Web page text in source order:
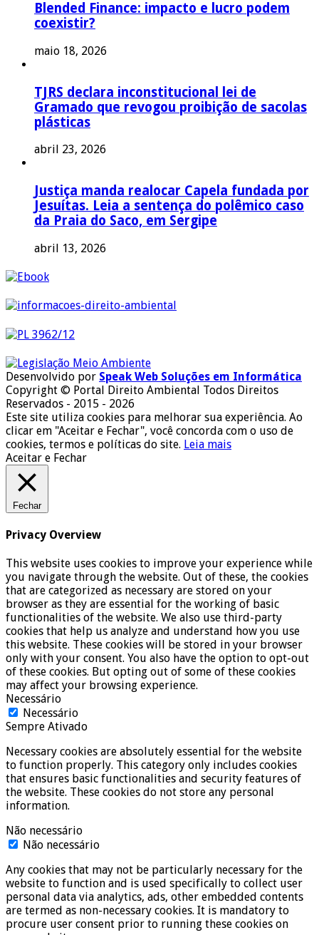
Blended Finance: impacto e lucro podem
coexistir?
maio 18, 2026
TJRS declara inconstitucional lei de
Gramado que revogou proibição de sacolas
plásticas
abril 23, 2026
Justiça manda realocar Capela fundada por
Jesuítas. Leia a sentença do polêmico caso
da Praia do Saco, em Sergipe
abril 13, 2026
Desenvolvido por Speak Web Soluções em Informática
Copyright © Portal Direito Ambiental Todos Direitos
Reservados - 2015 - 2026
Este site utiliza cookies para melhorar sua experiência. Ao
clicar em "Aceitar e Fechar", você concorda com o uso de
cookies, termos e políticas do site. Leia mais
Aceitar e Fechar
Fechar
Privacy Overview
This website uses cookies to improve your experience while
you navigate through the website. Out of these, the cookies
that are categorized as necessary are stored on your
browser as they are essential for the working of basic
functionalities of the website. We also use third-party
cookies that help us analyze and understand how you use
this website. These cookies will be stored in your browser
only with your consent. You also have the option to opt-out
of these cookies. But opting out of some of these cookies
may affect your browsing experience.
Necessário
Necessário
Sempre Ativado
Necessary cookies are absolutely essential for the website
to function properly. This category only includes cookies
that ensures basic functionalities and security features of
the website. These cookies do not store any personal
information.
Não necessário
Não necessário
Any cookies that may not be particularly necessary for the
website to function and is used specifically to collect user
personal data via analytics, ads, other embedded contents
are termed as non-necessary cookies. It is mandatory to
procure user consent prior to running these cookies on